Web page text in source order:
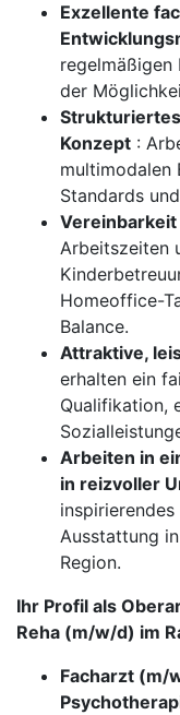
Exzellente
regelmäßigen
der
Konzept :
multimodalen
Standards
Vereinbarkeit
Arbeitszeiten
Homeoffice-
Balance.
Attraktive,
erhalten ein
Qualifikation,
Arbeiten in
in reizvoller
Ausstattung
Region.
Ihr Profil als
Reha (m/w/d) im
Facharzt (m/